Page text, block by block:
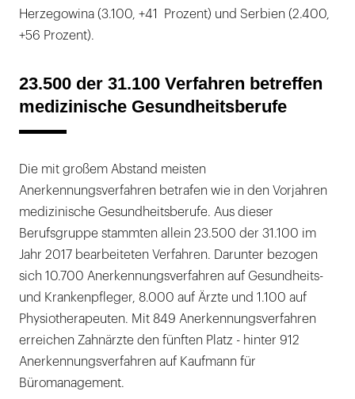
Herzegowina (3.100, +41 Prozent) und Serbien (2.400,
+56 Prozent).
23.500 der 31.100 Verfahren betreffen
medizinische Gesundheitsberufe
Die mit großem Abstand meisten
Anerkennungsverfahren betrafen wie in den Vorjahren
medizinische Gesundheitsberufe. Aus dieser
Berufsgruppe stammten allein 23.500 der 31.100 im
Jahr 2017 bearbeiteten Verfahren. Darunter bezogen
sich 10.700 Anerkennungsverfahren auf Gesundheits-
und Krankenpfleger, 8.000 auf Ärzte und 1.100 auf
Physiotherapeuten. Mit 849 Anerkennungsverfahren
erreichen Zahnärzte den fünften Platz - hinter 912
Anerkennungsverfahren auf Kaufmann für
Büromanagement.